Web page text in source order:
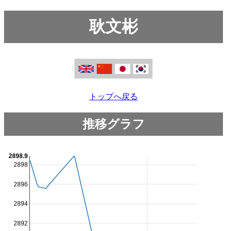
耿文彬
トップへ戻る
推移グラフ
2892
2894
2896
2898
2898.9